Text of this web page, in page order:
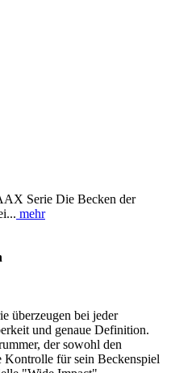
Serie Die Becken der
mehr
überzeugen bei jeder
und genaue Definition.
der sowohl den
Kontrolle für sein Beckenspiel